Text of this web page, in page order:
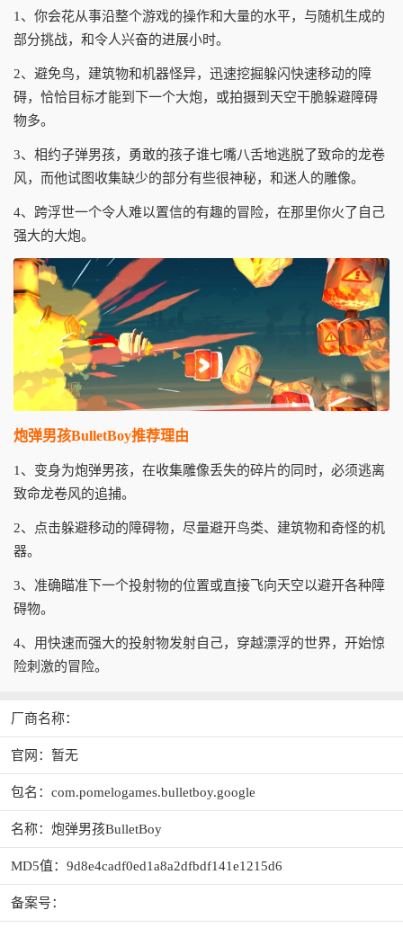
1、你会花从事沿整个游戏的操作和大量的水平，与随机生成的
部分挑战，和令人兴奋的进展小时。
2、避免鸟，建筑物和机器怪异，迅速挖掘躲闪快速移动的障
碍，恰恰目标才能到下一个大炮，或拍摄到天空干脆躲避障碍
物多。
3、相约子弹男孩，勇敢的孩子谁七嘴八舌地逃脱了致命的龙卷
风，而他试图收集缺少的部分有些很神秘，和迷人的雕像。
4、跨浮世一个令人难以置信的有趣的冒险，在那里你火了自己
强大的大炮。
炮弹男孩BulletBoy推荐理由
1、变身为炮弹男孩，在收集雕像丢失的碎片的同时，必须逃离
致命龙卷风的追捕。
2、点击躲避移动的障碍物，尽量避开鸟类、建筑物和奇怪的机
器。
3、准确瞄准下一个投射物的位置或直接飞向天空以避开各种障
碍物。
4、用快速而强大的投射物发射自己，穿越漂浮的世界，开始惊
险刺激的冒险。
厂商名称：
官网：暂无
包名：com.pomelogames.bulletboy.google
名称：炮弹男孩BulletBoy
MD5值：9d8e4cadf0ed1a8a2dfbdf141e1215d6
备案号：